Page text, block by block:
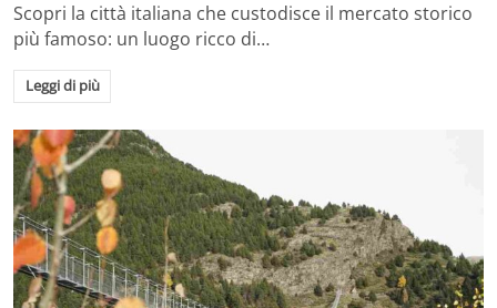
Scopri la città italiana che custodisce il mercato storico
più famoso: un luogo ricco di…
Leggi di più